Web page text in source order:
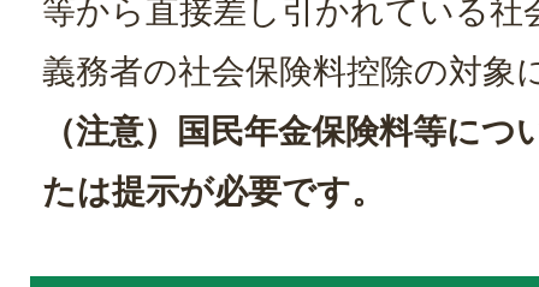
等から直接差し引かれている社
義務者の社会保険料控除の対象
（注意）国民年金保険料等に
たは提示が必要です。